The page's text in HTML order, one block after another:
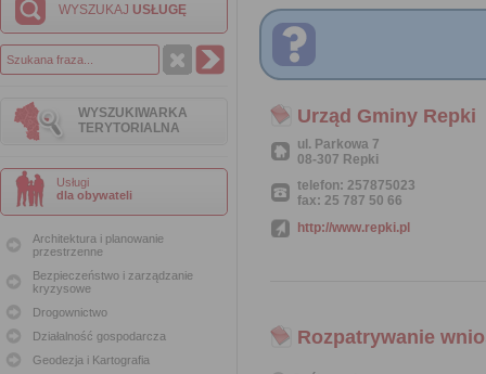
WYSZUKAJ USŁUGĘ
WYSZUKIWARKA
TERYTORIALNA
Usługi
dla obywateli
Architektura i planowanie
przestrzenne
Bezpieczeństwo i zarządzanie
kryzysowe
Drogownictwo
Działalność gospodarcza
Geodezja i Kartografia
Urząd Gminy Repki
ul. Parkowa 7
08-307 Repki
telefon: 257875023
fax: 25 787 50 66
http://www.repki.pl
Rozpatrywanie